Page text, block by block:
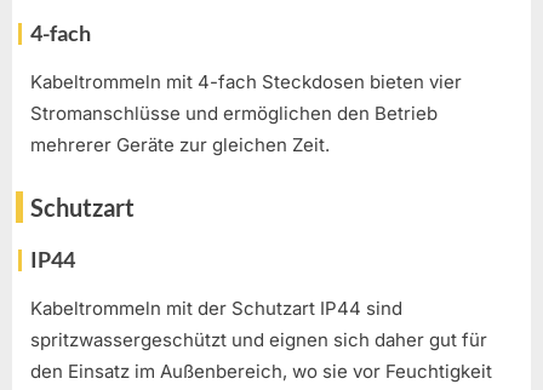
4-fach
Kabeltrommeln mit 4-fach Steckdosen bieten vier
Stromanschlüsse und ermöglichen den Betrieb
mehrerer Geräte zur gleichen Zeit.
Schutzart
IP44
Kabeltrommeln mit der Schutzart IP44 sind
spritzwassergeschützt und eignen sich daher gut für
den Einsatz im Außenbereich, wo sie vor Feuchtigkeit